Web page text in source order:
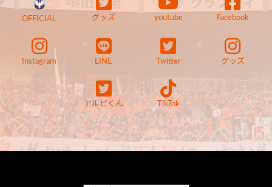
OFFICIAL グッズ youtube Facebook
Instagram LINE Twitter グッズ
アルビくん TikTok